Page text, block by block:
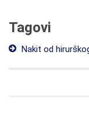
Tagovi
Nakit od